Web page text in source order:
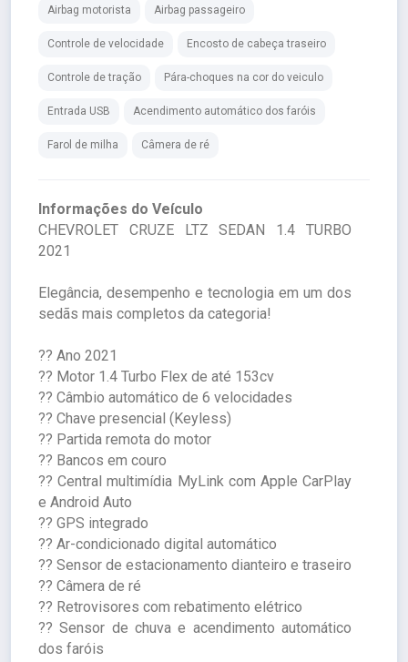
Airbag motorista Airbag passageiro
Controle de velocidade Encosto de cabeça traseiro
Controle de tração Pára-choques na cor do veiculo
Entrada USB Acendimento automático dos faróis
Farol de milha Câmera de ré
Informações do Veículo
CHEVROLET CRUZE LTZ SEDAN 1.4 TURBO
2021
Elegância, desempenho e tecnologia em um dos
sedãs mais completos da categoria!
?? Ano 2021
?? Motor 1.4 Turbo Flex de até 153cv
?? Câmbio automático de 6 velocidades
?? Chave presencial (Keyless)
?? Partida remota do motor
?? Bancos em couro
?? Central multimídia MyLink com Apple CarPlay
e Android Auto
?? GPS integrado
?? Ar-condicionado digital automático
?? Sensor de estacionamento dianteiro e traseiro
?? Câmera de ré
?? Retrovisores com rebatimento elétrico
?? Sensor de chuva e acendimento automático
dos faróis